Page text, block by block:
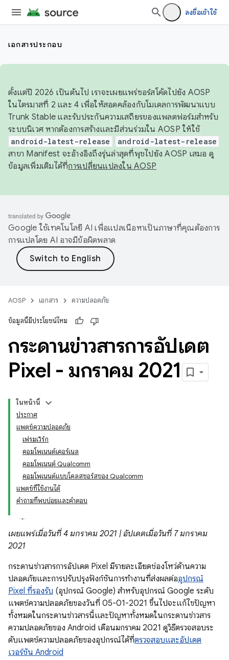
ลงชื่อเข้าใช้
เอกสารประกอบ
ตั้งแต่ปี 2026 เป็นต้นไป เราจะเผยแพร่ซอร์สโค้ดไปยัง AOSP
ในไตรมาสที่ 2 และ 4 เพื่อให้สอดคล้องกับโมเดลการพัฒนาแบบ
Trunk Stable และรับประกันความเสถียรของแพลตฟอร์มสำหรับ
ระบบนิเวศ หากต้องการสร้างและมีส่วนร่วมใน AOSP ให้ใช้
android-latest-release android-latest-release
สาขา Manifest จะอ้างอิงถึงรุ่นล่าสุดที่พุชไปยัง AOSP เสมอ ดู
ข้อมูลเพิ่มเติมได้ที่การเปลี่ยนแปลงใน AOSP
Google ใช้เทคโนโลยี AI เพื่อแปลเนื้อหาเป็นภาษาที่คุณต้องการ
การแปลโดย AI อาจมีข้อผิดพลาด
AOSP เอกสาร ความปลอดภัย
ข้อมูลนี้มีประโยชน์ไหม
กระดานข่าวสารการอัปเดต
Pixel - มกราคม 2021
ในหน้านี้
ประกาศ
แพตช์ความปลอดภัย
เฟรมเวิร์ก
คอมโพเนนต์เคอร์เนล
คอมโพเนนต์ Qualcomm
คอมโพเนนต์แบบโคลสซอร์สของ Qualcomm
แพตช์ที่ใช้งานได้
คำถามที่พบบ่อยและคำตอบ
เผยแพร่เมื่อวันที่ 4 มกราคม 2021 | อัปเดตเมื่อวันที่ 7 มกราคม
2021
กระดานข่าวสารการอัปเดต Pixel มีรายละเอียดช่องโหว่ด้านความ
ปลอดภัยและการปรับปรุงฟังก์ชันการทำงานที่ส่งผลต่ออุปกรณ์
Pixel ที่รองรับ (อุปกรณ์ Google) สำหรับอุปกรณ์ Google ระดับ
แพตช์ความปลอดภัยของวันที่ 05-01-2021 ขึ้นไปจะแก้ไขปัญหา
ทั้งหมดในกระดานข่าวสารนี้และปัญหาทั้งหมดในกระดานข่าวสาร
ความปลอดภัยของ Android เดือนมกราคม 2021 ดูวิธีตรวจสอบระ
ดับแพตช์ความปลอดภัยของอุปกรณ์ได้ที่ตรวจสอบและอัปเดต
เวอร์ชัน Android